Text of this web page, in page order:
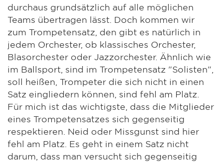
durchaus grundsätzlich auf alle möglichen
Teams übertragen lässt. Doch kommen wir
zum Trompetensatz, den gibt es natürlich in
jedem Orchester, ob klassisches Orchester,
Blasorchester oder Jazzorchester. Ähnlich wie
im Ballsport, sind im Trompetensatz "Solisten",
soll heißen, Trompeter die sich nicht in einen
Satz eingliedern können, sind fehl am Platz.
Für mich ist das wichtigste, dass die Mitglieder
eines Trompetensatzes sich gegenseitig
respektieren. Neid oder Missgunst sind hier
fehl am Platz. Es geht in einem Satz nicht
darum, dass man versucht sich gegenseitig